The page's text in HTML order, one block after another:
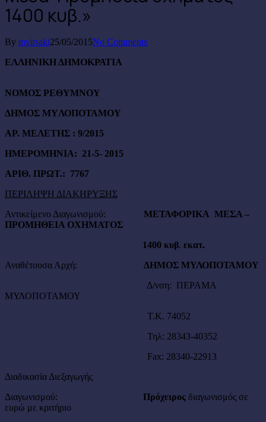
1400 κυβ.»
By mvitsaki25/05/2015No Comments
ΕΛΛΗΝΙΚΗ ΔΗΜΟΚΡΑΤΙΑ
ΝΟΜΟΣ ΡΕΘΥΜΝΟΥ
ΔΗΜΟΣ MYΛΟΠΟΤΑΜΟΥ
ΑΡ. ΜΕΛΕΤΗΣ : 9/2015
ΗΜΕΡΟΜΗΝΙΑ: 21-5- 2015
AΡΙΘ. ΠΡΩΤ.: 7767
ΠΕΡΙΛΗΨΗ ΔΙΑΚΗΡΥΞΗΣ
Αντικείμενο Διαγωνισμού: ΜΕΤΑΦΟΡΙΚΑ ΜΕΣΑ –
ΠΡΟΜΗΘΕΙΑ ΟΧΗΜΑΤΟΣ
1400 κυβ. εκατ.
Αναθέτουσα Αρχή: ΔΗΜΟΣ MΥΛΟΠΟΤΑΜΟΥ
Δ/νση: ΠΕΡΑΜΑ
ΜΥΛΟΠΟΤΑΜΟΥ
Τ.Κ. 74052
Τηλ: 28343-40352
Fax: 28340-22913
Διαδικασία Διεξαγωγής
Διαγωνισμού: Πρόχειρος διαγωνισμός σε
ευρώ με κριτήριο